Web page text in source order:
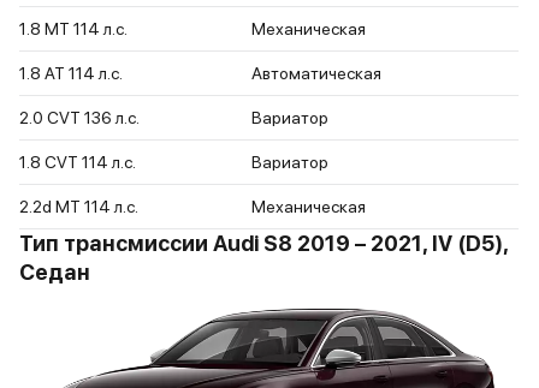
1.8 MT 114 л.c. Механическая
1.8 AT 114 л.c. Автоматическая
2.0 CVT 136 л.c. Вариатор
1.8 CVT 114 л.c. Вариатор
2.2d MT 114 л.c. Механическая
Тип трансмиссии Audi S8 2019 – 2021, IV (D5),
Седан